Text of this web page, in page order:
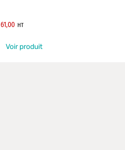
61,00 HT
Voir produit